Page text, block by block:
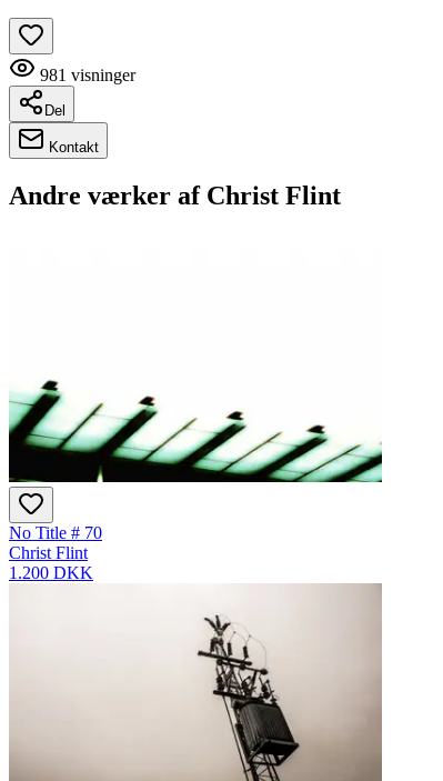
981 visninger
Del
Kontakt
Andre værker af Christ Flint
No Title # 70
Christ Flint
1.200 DKK